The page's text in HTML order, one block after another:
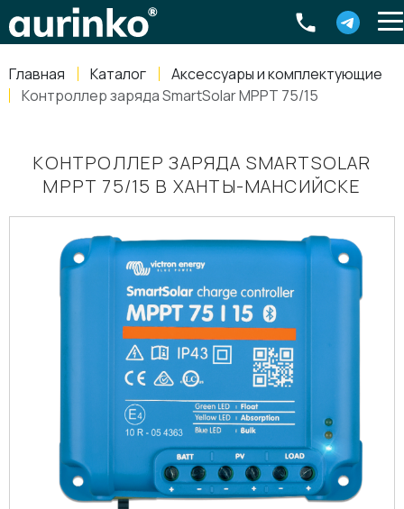
Главная Каталог
Аксессуары и комплектующие
Контроллер заряда SmartSolar MPPT 75/15
КОНТРОЛЛЕР ЗАРЯДА SMARTSOLAR
MPPT 75/15 В ХАНТЫ-МАНСИЙСКЕ
Россия, Свердловская область Екатеринбург ,
8-800-770-79-40